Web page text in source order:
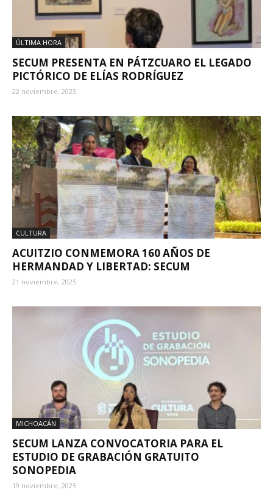
ÚLTIMA HORA
SECUM PRESENTA EN PÁTZCUARO EL LEGADO
PICTÓRICO DE ELÍAS RODRÍGUEZ
22 noviembre, 2025
CULTURA
ACUITZIO CONMEMORA 160 AÑOS DE
HERMANDAD Y LIBERTAD: SECUM
21 noviembre, 2025
MICHOACÁN
SECUM LANZA CONVOCATORIA PARA EL
ESTUDIO DE GRABACIÓN GRATUITO
SONOPEDIA
19 noviembre, 2025